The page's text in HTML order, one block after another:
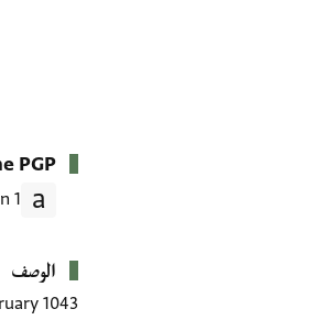
PGP
1 Transcription
الوصف
1043